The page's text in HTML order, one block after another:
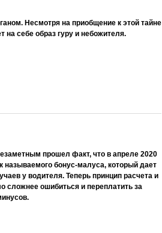
Несмотря на приобщение к этой тайне
на себе образ гуру и небожителя.
прошел факт, что в апреле 2020
бонус-малуса, который дает
у водителя. Теперь принцип расчета и
сложнее ошибиться и переплатить за